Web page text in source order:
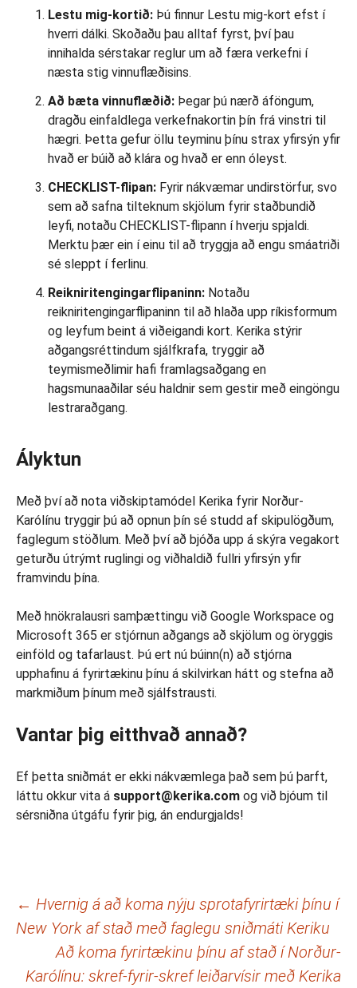
Lestu mig-kortið: Þú finnur Lestu mig-kort efst í
hverri dálki. Skoðaðu þau alltaf fyrst, því þau
innihalda sérstakar reglur um að færa verkefni í
næsta stig vinnuflæðisins.
Að bæta vinnuflæðið: Þegar þú nærð áföngum,
dragðu einfaldlega verkefnakortin þín frá vinstri til
hægri. Þetta gefur öllu teyminu þínu strax yfirsýn yfir
hvað er búið að klára og hvað er enn óleyst.
CHECKLIST-flipan: Fyrir nákvæmar undirstörfur, svo
sem að safna tilteknum skjölum fyrir staðbundið
leyfi, notaðu CHECKLIST-flipann í hverju spjaldi.
Merktu þær ein í einu til að tryggja að engu smáatriði
sé sleppt í ferlinu.
Reikniritengingarflipaninn: Notaðu
reikniritengingarflipaninn til að hlaða upp ríkisformum
og leyfum beint á viðeigandi kort. Kerika stýrir
aðgangsréttindum sjálfkrafa, tryggir að
teymismeðlimir hafi framlagsaðgang en
hagsmunaaðilar séu haldnir sem gestir með eingöngu
lestraraðgang.
Ályktun
Með því að nota viðskiptamódel Kerika fyrir Norður-
Karólínu tryggir þú að opnun þín sé studd af skipulögðum,
faglegum stöðlum. Með því að bjóða upp á skýra vegakort
geturðu útrýmt ruglingi og viðhaldið fullri yfirsýn yfir
framvindu þína.
Með hnökralausri samþættingu við Google Workspace og
Microsoft 365 er stjórnun aðgangs að skjölum og öryggis
einföld og tafarlaust. Þú ert nú búinn(n) að stjórna
upphafinu á fyrirtækinu þínu á skilvirkan hátt og stefna að
markmiðum þínum með sjálfstrausti.
Vantar þig eitthvað annað?
Ef þetta sniðmát er ekki nákvæmlega það sem þú þarft,
láttu okkur vita á support@kerika.com og við bjóum til
sérsniðna útgáfu fyrir þig, án endurgjalds!
Leiðarkerfi
færslna
← Hvernig á að koma nýju sprotafyrirtæki þínu í
New York af stað með faglegu sniðmáti Keriku
Að koma fyrirtækinu þínu af stað í Norður-
Karólínu: skref-fyrir-skref leiðarvísir með Kerika